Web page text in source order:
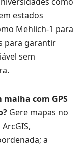
estados
Mehlich-1 para
para garantir
sem
com GPS
Gere mapas no
a